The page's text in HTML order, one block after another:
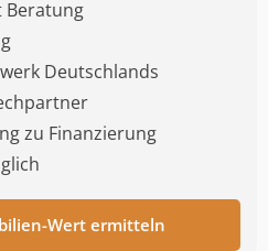
Beratung
Deutschlands
zu Finanzierung
Wert ermitteln